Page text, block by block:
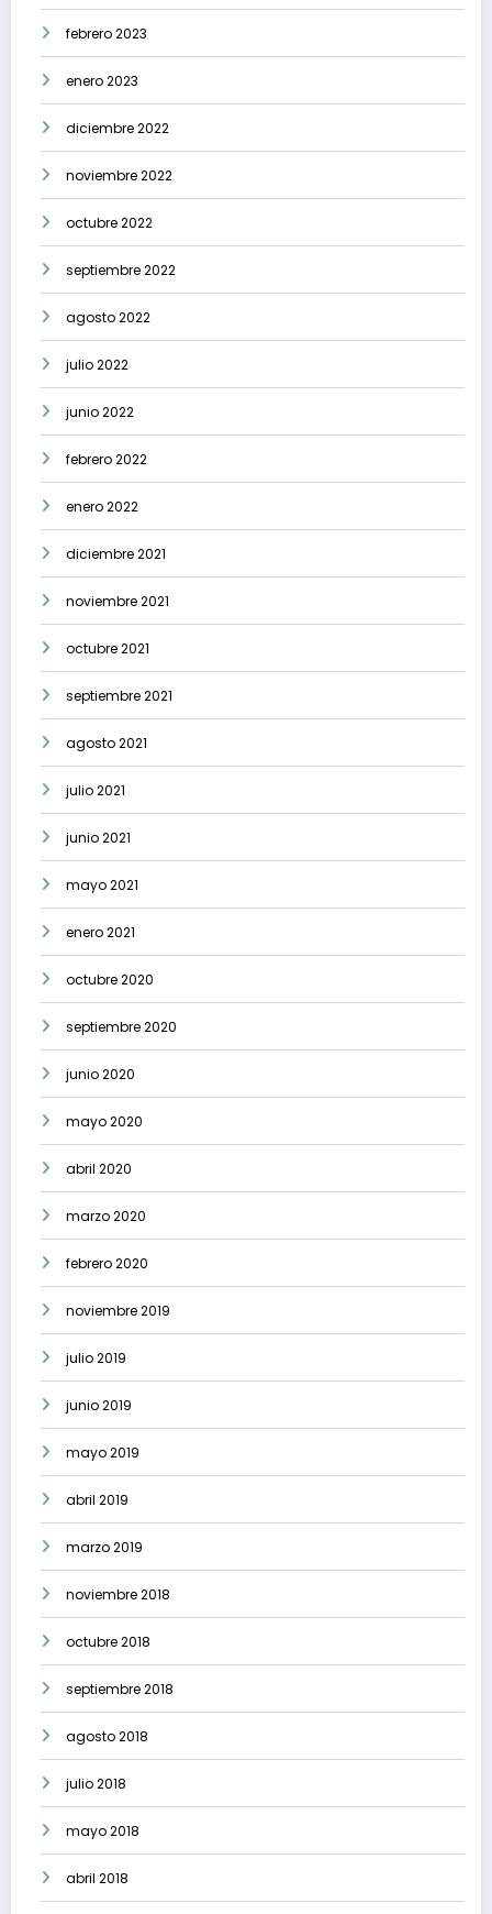
febrero 2023
enero 2023
diciembre 2022
noviembre 2022
octubre 2022
septiembre 2022
agosto 2022
julio 2022
junio 2022
febrero 2022
enero 2022
diciembre 2021
noviembre 2021
octubre 2021
septiembre 2021
agosto 2021
julio 2021
junio 2021
mayo 2021
enero 2021
octubre 2020
septiembre 2020
junio 2020
mayo 2020
abril 2020
marzo 2020
febrero 2020
noviembre 2019
julio 2019
junio 2019
mayo 2019
abril 2019
marzo 2019
noviembre 2018
octubre 2018
septiembre 2018
agosto 2018
julio 2018
mayo 2018
abril 2018